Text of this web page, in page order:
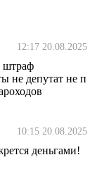
12:17 20.08.2025
штраф
не депутат не п
10:15 20.08.2025
деньгами!